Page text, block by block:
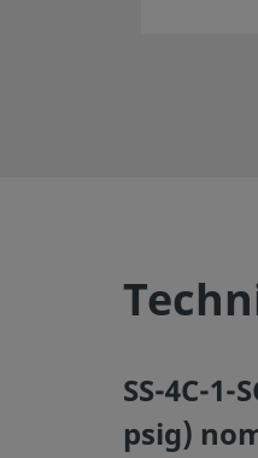
Funktion,
Swagelok
SS-4C-
psig)